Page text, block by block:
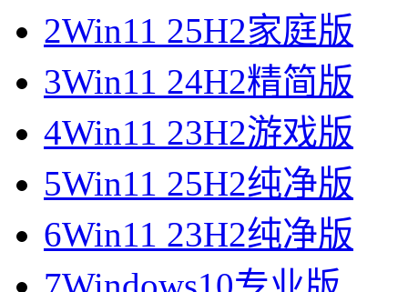
2Win11 25H2家庭版
3Win11 24H2精简版
4Win11 23H2游戏版
5Win11 25H2纯净版
6Win11 23H2纯净版